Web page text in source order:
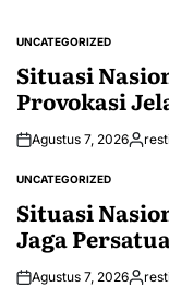
POSTED
UNCATEGORIZED
Situasi
Provokasi
Agustus 7, 2026Posted
POSTED
UNCATEGORIZED
Situasi
Jaga
Agustus 7, 2026Posted